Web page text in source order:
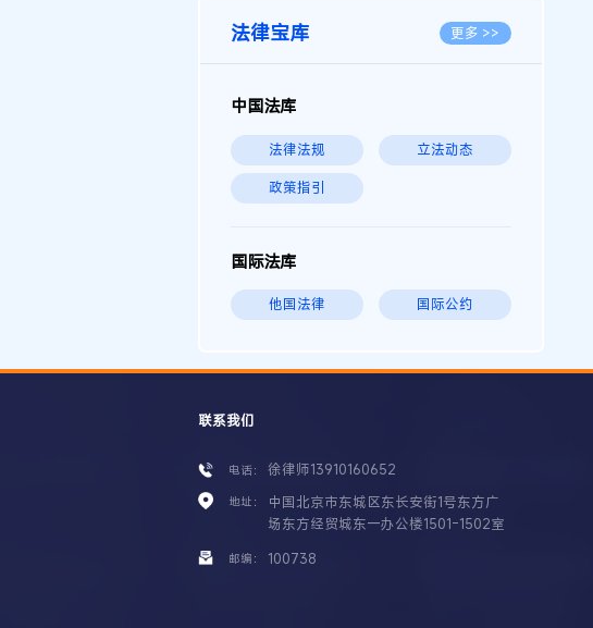
法律宝库 更多 >>
中国法库
法律法规 立法动态
政策指引
国际法库
他国法律 国际公约
联系我们
电话： 徐律师13910160652
地址：
中国北京市东城区东长安街1号东方广
场东方经贸城东一办公楼1501-1502室
邮编： 100738